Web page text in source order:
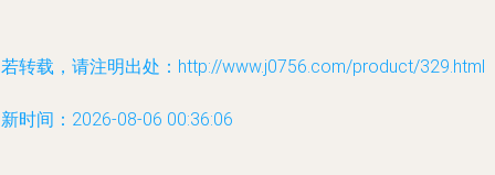
转载，请注明出处：http://www.j0756.com/product/329.html
时间：2026-08-06 00:36:06